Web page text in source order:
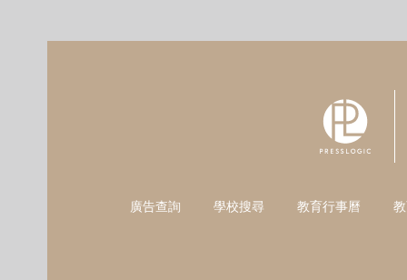
廣告查詢 學校搜尋 教育行事曆